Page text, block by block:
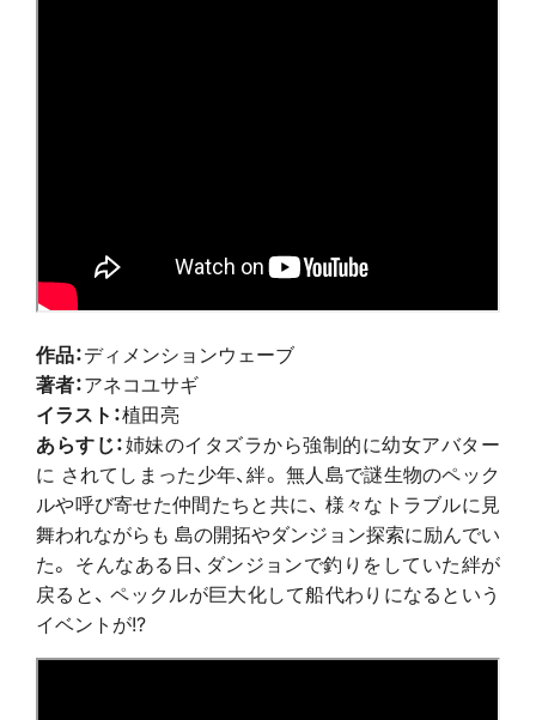
作品：ディメンションウェーブ
著者：アネコユサギ
イラスト：植田亮
あらすじ：姉妹のイタズラから強制的に幼女アバター
に されてしまった少年、絆。 無人島で謎生物のペック
ルや呼び寄せた仲間たちと共に、 様々なトラブルに見
舞われながらも 島の開拓やダンジョン探索に励んでい
た。 そんなある日、ダンジョンで釣りをしていた絆が
戻ると、 ペックルが巨大化して船代わりになるという
イベントが!?